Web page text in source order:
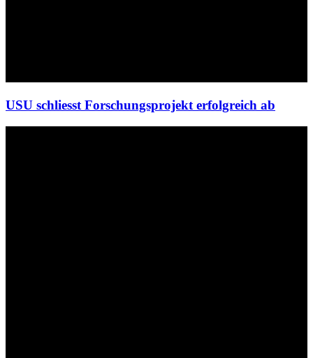
USU schliesst Forschungsprojekt erfolgreich ab